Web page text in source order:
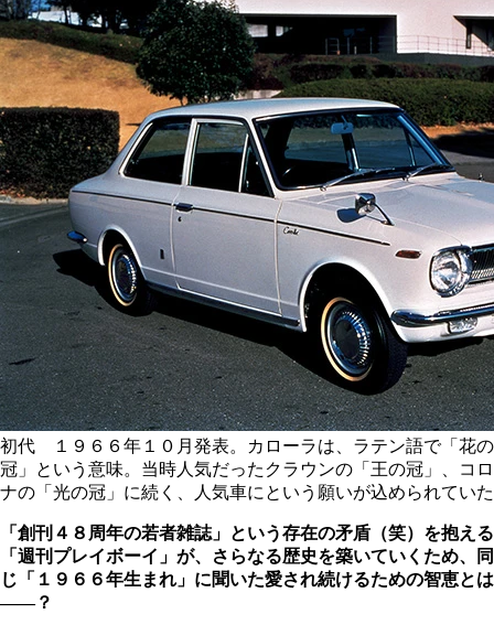
初代 １９６６年１０月発表。カローラは、ラテン語で「花の
冠」という意味。当時人気だったクラウンの「王の冠」、コロ
ナの「光の冠」に続く、人気車にという願いが込められていた
「創刊４８周年の若者雑誌」という存在の矛盾（笑）を抱える
「週刊プレイボーイ」が、さらなる歴史を築いていくため、同
じ「１９６６年生まれ」に聞いた愛され続けるための智恵とは
――？